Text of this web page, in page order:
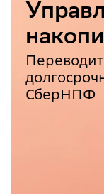
СберНПФ